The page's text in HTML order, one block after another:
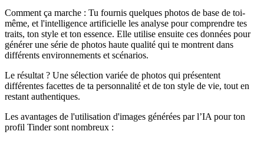
Comment ça marche : Tu fournis quelques photos de base de toi-
même, et l'intelligence artificielle les analyse pour comprendre tes
traits, ton style et ton essence. Elle utilise ensuite ces données pour
générer une série de photos haute qualité qui te montrent dans
différents environnements et scénarios.
Le résultat ? Une sélection variée de photos qui présentent
différentes facettes de ta personnalité et de ton style de vie, tout en
restant authentiques.
Les avantages de l'utilisation d'images générées par l’IA pour ton
profil Tinder sont nombreux :